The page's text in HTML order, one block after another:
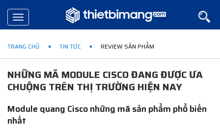
Toggle
navigation
TRANG CHỦ TIN TỨC REVIEW SẢN PHẨM
NHỮNG MÃ MODULE CISCO ĐANG ĐƯỢC ƯA
CHUỘNG TRÊN THỊ TRƯỜNG HIỆN NAY
Module quang Cisco những mã sản phẩm phổ biến
nhất